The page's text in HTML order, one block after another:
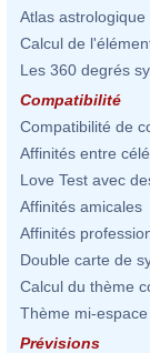
Atlas astrologique
Calcul de
Les 360 degrés
Compatibilité
Compatibilité de
Affinités entre
Love Test avec
Affinités amicales
Affinités
Double carte de
Calcul du thème
Thème mi-
Prévisions